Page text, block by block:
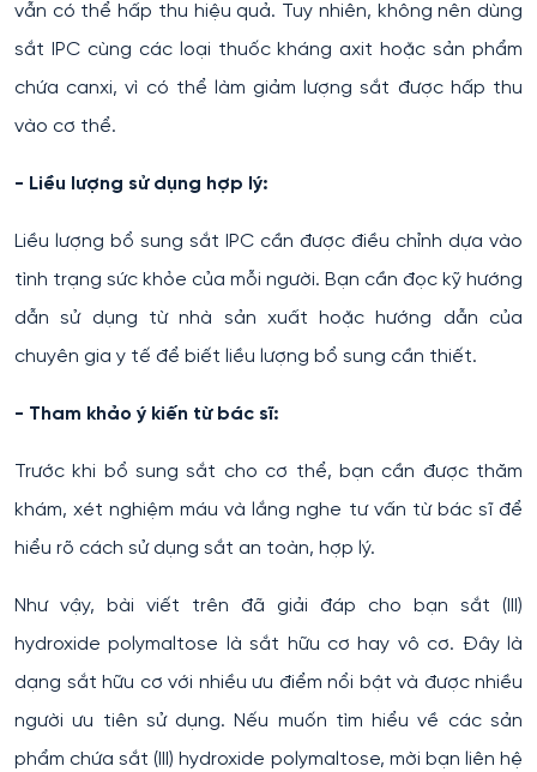
vẫn có thể hấp thu hiệu quả. Tuy nhiên, không nên dùng
sắt IPC cùng các loại thuốc kháng axit hoặc sản phẩm
chứa canxi, vì có thể làm giảm lượng sắt được hấp thu
vào cơ thể.
- Liều lượng sử dụng hợp lý:
Liều lượng bổ sung sắt IPC cần được điều chỉnh dựa vào
tình trạng sức khỏe của mỗi người. Bạn cần đọc kỹ hướng
dẫn sử dụng từ nhà sản xuất hoặc hướng dẫn của
chuyên gia y tế để biết liều lượng bổ sung cần thiết.
- Tham khảo ý kiến từ bác sĩ:
Trước khi bổ sung sắt cho cơ thể, bạn cần được thăm
khám, xét nghiệm máu và lắng nghe tư vấn từ bác sĩ để
hiểu rõ cách sử dụng sắt an toàn, hợp lý.
Như vậy, bài viết trên đã giải đáp cho bạn sắt (III)
hydroxide polymaltose là sắt hữu cơ hay vô cơ. Đây là
dạng sắt hữu cơ với nhiều ưu điểm nổi bật và được nhiều
người ưu tiên sử dụng. Nếu muốn tìm hiểu về các sản
phẩm chứa sắt (III) hydroxide polymaltose, mời bạn liên hệ